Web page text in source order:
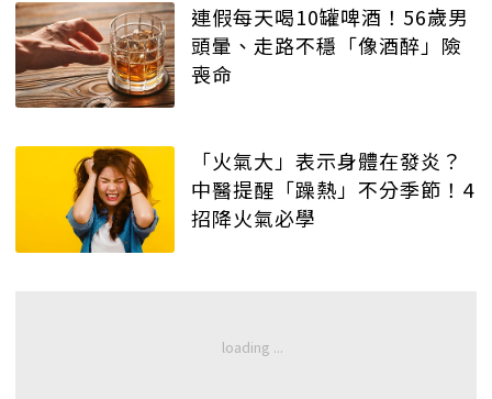
連假每天喝10罐啤酒！56歲男
頭暈、走路不穩「像酒醉」險
喪命
「火氣大」表示身體在發炎？
中醫提醒「躁熱」不分季節！4
招降火氣必學